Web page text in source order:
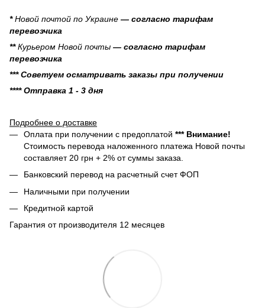
*Новой почтой по Украине — согласно тарифам
перевозчика
**Курьером Новой почты — согласно тарифам
перевозчика
*** Советуем осматривать заказы при получении
**** Отправка 1 - 3 дня
Подробнее о доставке
Оплата при получении с предоплатой *** Внимание!
Стоимость перевода наложенного платежа Новой почты
составляет 20 грн + 2% от суммы заказа.
Банковский перевод на расчетный счет ФОП
Наличными при получении
Кредитной картой
Гарантия от производителя 12 месяцев